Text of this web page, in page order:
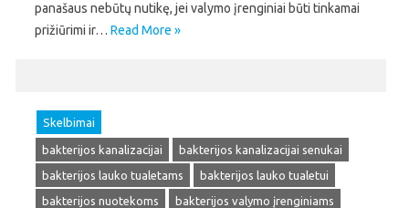
panašaus nebūtų nutikę, jei valymo įrenginiai būti tinkamai
prižiūrimi ir… Read More »
Skelbimai
bakterijos kanalizacijai
bakterijos kanalizacijai senukai
bakterijos lauko tualetams
bakterijos lauko tualetui
bakterijos nuotekoms
bakterijos valymo įrenginiams